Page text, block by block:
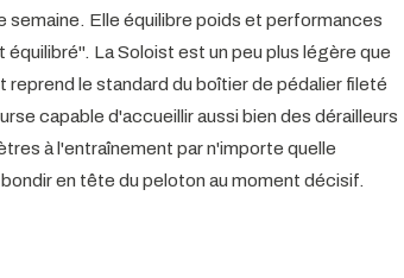
semaine. Elle équilibre poids et performances
La Soloist est un peu plus légère que
reprend le standard du boîtier de pédalier fileté
capable d'accueillir aussi bien des dérailleurs
à l'entraînement par n'importe quelle
en tête du peloton au moment décisif.